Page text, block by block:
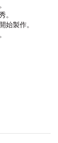
。
秀。
開始製作。